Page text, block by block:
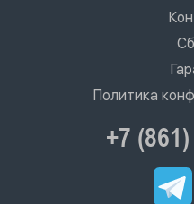
Политика
+7